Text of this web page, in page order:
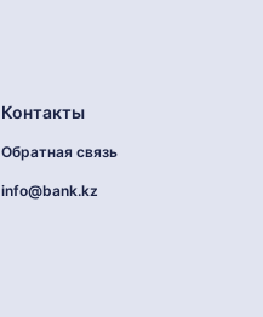
Контакты
Обратная связь
info@bank.kz